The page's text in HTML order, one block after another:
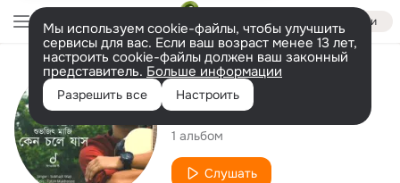
Войти
Мы используем cookie-файлы, чтобы улучшить
сервисы для вас. Если ваш возраст менее 13 лет,
настроить cookie-файлы должен ваш законный
представитель. Больше информации
Разрешить все Настроить
Исполнитель
Subhajit Maji
1 альбом
Слушать